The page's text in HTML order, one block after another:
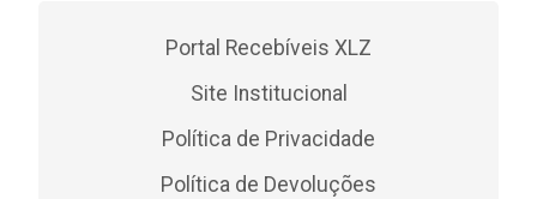
Portal Recebíveis XLZ
Site Institucional
Política de Privacidade
Política de Devoluções